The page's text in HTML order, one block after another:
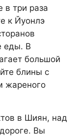
в три раза
к Йуонлэ
еды. В
большой
блины с
жареного
в Шиян, над
Вы